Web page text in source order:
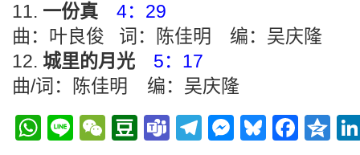
一份真
4：29
曲：叶良俊 词：陈佳明 编：吴庆隆
城里的月光
5：17
曲/词：陈佳明 编：吴庆隆
WhatsApp
LineWeChat
Douban
TeamsTelegramBluesky